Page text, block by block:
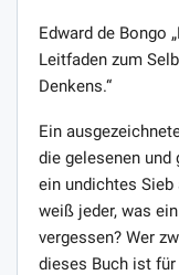
Edward de Bongo
Leitfaden zum
Denkens.“
Ein
die gelesenen
ein undichtes Sieb
weiß jeder, was
vergessen? Wer
dieses Buch ist für